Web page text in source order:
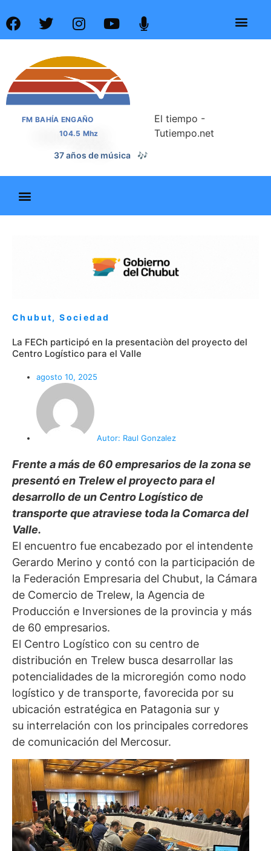
FM BAHÍA ENGAÑO
104.5 Mhz
37 años de noticias 📰
El tiempo -
Tutiempo.net
Chubut,Sociedad
La FECh participó en la presentaciòn del proyecto del
Centro Logístico para el Valle
agosto 10, 2025
Autor: Raul Gonzalez
Frente a más de 60 empresarios de la zona se
presentó en Trelew el proyecto para el
desarrollo de un Centro Logístico de
transporte que atraviese toda la Comarca del
Valle.
El encuentro fue encabezado por el intendente
Gerardo Merino y contó con la participación de
la Federación Empresaria del Chubut, la Cámara
de Comercio de Trelew, la Agencia de
Producción e Inversiones de la provincia y más
de 60 empresarios.
El Centro Logístico con su centro de
distribución en Trelew busca desarrollar las
potencialidades de la microregión como nodo
logístico y de transporte, favorecida por su
ubicación estratégica en Patagonia sur y
su interrelación con los principales corredores
de comunicación del Mercosur.